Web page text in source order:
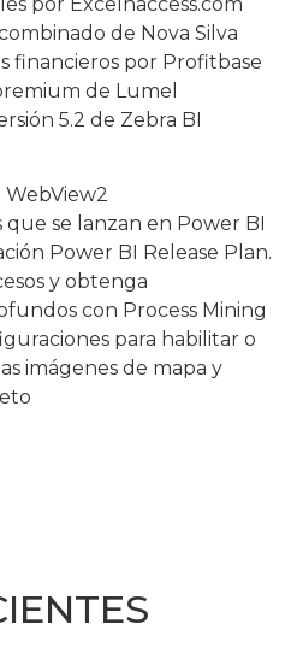
de Nova Silva
financieros por Profitbase
de Lumel
5.2 de Zebra BI
se lanzan en Power BI
Power BI Release Plan.
y obtenga
con Process Mining
para habilitar o
imágenes de mapa y